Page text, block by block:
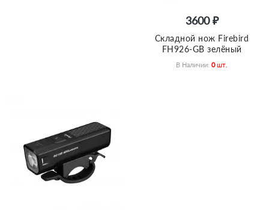
3600 ₽
Складной нож Firebird
FH926-GB зелёный
В Наличии: 0 Шт.